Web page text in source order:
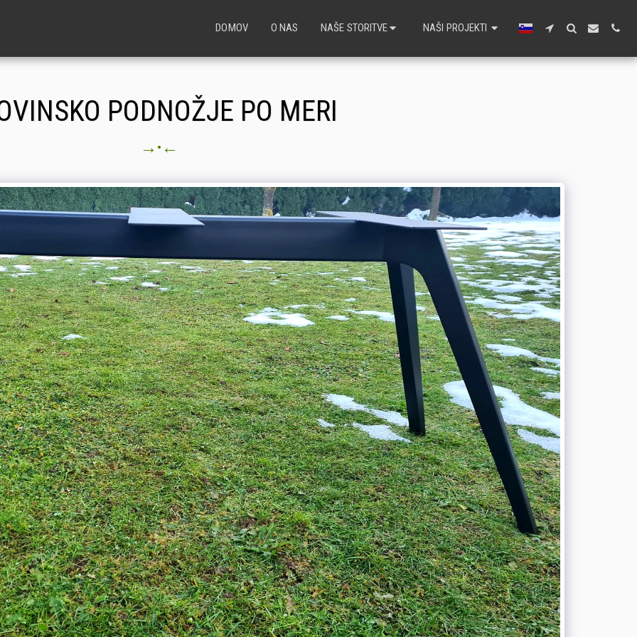
DOMOV O NAS NAŠE STORITVE NAŠI PROJEKTI
PODNOŽJE PO MERI
→ • ←